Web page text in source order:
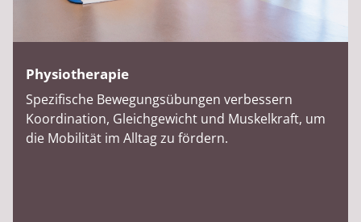
Physiotherapie
Spezifische Bewegungsübungen verbessern
Koordination, Gleichgewicht und Muskelkraft, um
die Mobilität im Alltag zu fördern.